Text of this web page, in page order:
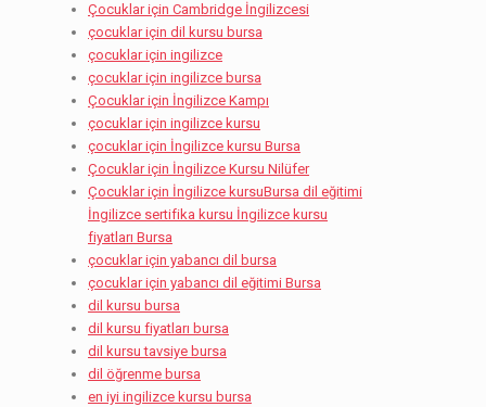
Çocuklar için Cambridge İngilizcesi
çocuklar için dil kursu bursa
çocuklar için ingilizce
çocuklar için ingilizce bursa
Çocuklar için İngilizce Kampı
çocuklar için ingilizce kursu
çocuklar için İngilizce kursu Bursa
Çocuklar için İngilizce Kursu Nilüfer
Çocuklar için İngilizce kursuBursa dil eğitimi
İngilizce sertifika kursu İngilizce kursu
fiyatları Bursa
çocuklar için yabancı dil bursa
çocuklar için yabancı dil eğitimi Bursa
dil kursu bursa
dil kursu fiyatları bursa
dil kursu tavsiye bursa
dil öğrenme bursa
en iyi ingilizce kursu bursa